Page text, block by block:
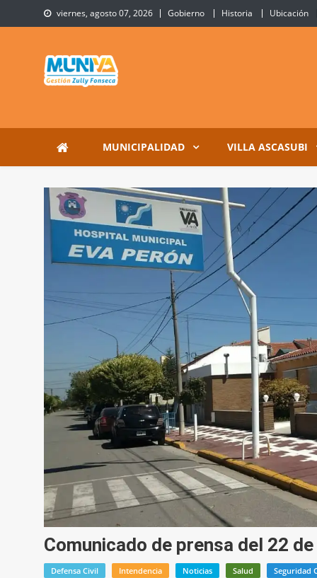
to
viernes, agosto 07, 2026 Gobierno Historia Ubicación
Municipalidad de Villa
MUNICIPALIDAD VILLA ASCASUBI
Comunicado de prensa del 22
Defensa Civil Intendencia Noticias Salud Seguridad